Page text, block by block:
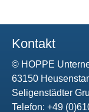
Kontakt
© HOPPE
63150
Seligenstädter
Telefon: +49